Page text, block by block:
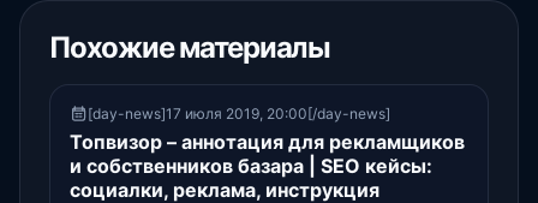
Похожие материалы
[day-news]17 июля 2019, 20:00[/day-news]
Топвизор – аннотация для рекламщиков
и собственников базара | SEO кейсы:
социалки, реклама, инструкция